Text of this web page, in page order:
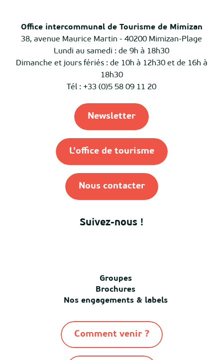
Office intercommunal de Tourisme de Mimizan
38, avenue Maurice Martin - 40200 Mimizan-Plage
Lundi au samedi : de 9h à 18h30
Dimanche et jours fériés : de 10h à 12h30 et de 16h à
18h30
Tél : +33 (0)5 58 09 11 20
Newsletter
L'office de tourisme
Nous contacter
Suivez-nous !
Groupes
Brochures
Nos engagements & labels
Comment venir ?